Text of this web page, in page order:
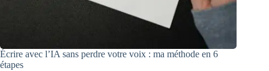
Écrire avec l’IA sans perdre votre voix : ma méthode en 6
étapes